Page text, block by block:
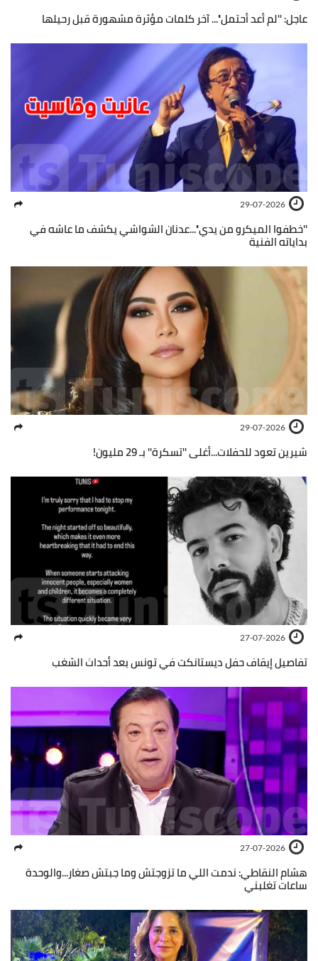
عاجل: ''لم أعد أحتمل''... آخر كلمات مؤثرة مشهورة قبل رحيلها
29-07-2026
''خطفوا الميكرو من يدي''...عدنان الشواشي يكشف ما عاشه في
بداياته الفنية
29-07-2026
شيرين تعود للحفلات...أغلى ''تسكرة'' بـ 29 مليون!
27-07-2026
تفاصيل إيقاف حفل ديستانكت في تونس بعد أحداث الشغب
27-07-2026
هشام النقاطي: ندمت اللي ما تزوجتش وما جبتش صغار...والوحدة
ساعات تغلبني